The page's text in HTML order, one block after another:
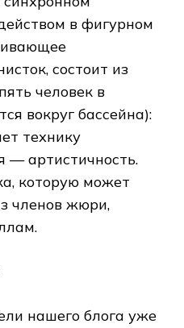
в фигурном
состоит из
человек в
вокруг бассейна):
технику
— артистичность.
которую может
членов жюри,
нашего блога уже